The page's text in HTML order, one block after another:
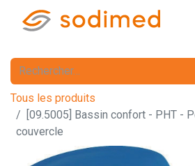
Tous les produits
[09.5005] Bassin confort - PHT -
couvercle